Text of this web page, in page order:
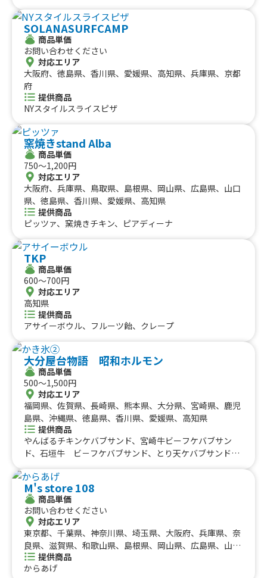
SOLANASURFCAMP
商品単価
お問い合わせください
対応エリア
大阪府、徳島県、香川県、愛媛県、高知県、兵庫県、京都
府
提供商品
NYスタイルスライスピザ
窯焼きstand Alba
商品単価
750〜1,200円
対応エリア
大阪府、兵庫県、鳥取県、島根県、岡山県、広島県、山口
県、徳島県、香川県、愛媛県、高知県
提供商品
ピッツァ、窯焼きチキン、ピアディーナ
TKP
商品単価
600〜700円
対応エリア
高知県
提供商品
アサイーボウル、フルーツ飴、クレープ
大分屋台物語 昭和ホルモン
商品単価
500〜1,500円
対応エリア
福岡県、佐賀県、長崎県、熊本県、大分県、宮崎県、鹿児
島県、沖縄県、徳島県、香川県、愛媛県、高知県
提供商品
やんばるチキンケバブサンド、宮崎牛ビーフケバブサン
ド、石垣牛 ビ－フケバブサンド、とり天ケバブサンド、
クチキン、タンドリ－チキン、宮崎牛タン串（45cm）、
牛タン焼き、海鮮焼きそば、ホルモン串、海鮮ホタテ焼
き、イカ焼き、揚げたこ焼き、宇佐唐揚げ、トルネ－ドポ
テト、ハリケ－ンポテト、どっ缶 ぎゅーっと 冷やしみか
ん、どっ缶 ぎゅーっと 冷やしパイン、どっ缶 ぎゅーっと
冷やしマンゴー、かき氷、かき氷①、かき氷②、トルネ－
ドわたがし、トルネ－ドフラワ－わたあめ
M's store 108
商品単価
お問い合わせください
対応エリア
東京都、千葉県、神奈川県、埼玉県、大阪府、兵庫県、奈
良県、滋賀県、和歌山県、島根県、岡山県、広島県、山口
県、徳島県、香川県、愛媛県、京都府、愛知県、静岡県、
三重県、岐阜県、鳥取県、高知県、福岡県、長崎県、熊本
提供商品
からあげ